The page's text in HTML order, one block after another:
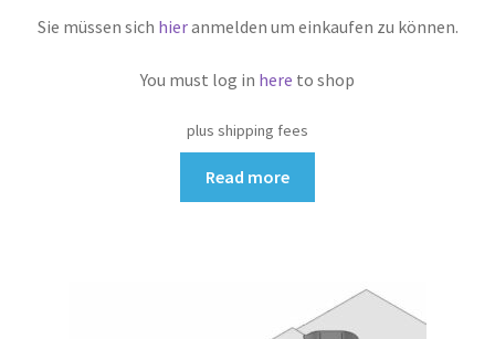
Sie müssen sich hieranmelden um einkaufen zu können.
You must log in here to shop
plus shipping fees
Read more